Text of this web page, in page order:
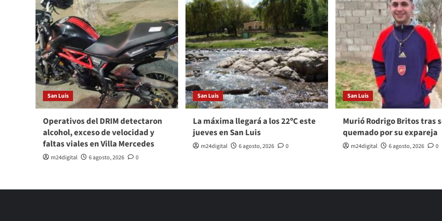
San Luis
Operativos del DRIM detectaron
alcohol, exceso de velocidad y
faltas viales en Villa Mercedes
m24digital 6 agosto, 2026 0
San Luis
La máxima llegará a los 22ºC este
jueves en San Luis
m24digital 6 agosto, 2026 0
San Luis
Murió Rodrigo Britos tras
quemado por su expareja
m24digital 6 agosto, 2026 0